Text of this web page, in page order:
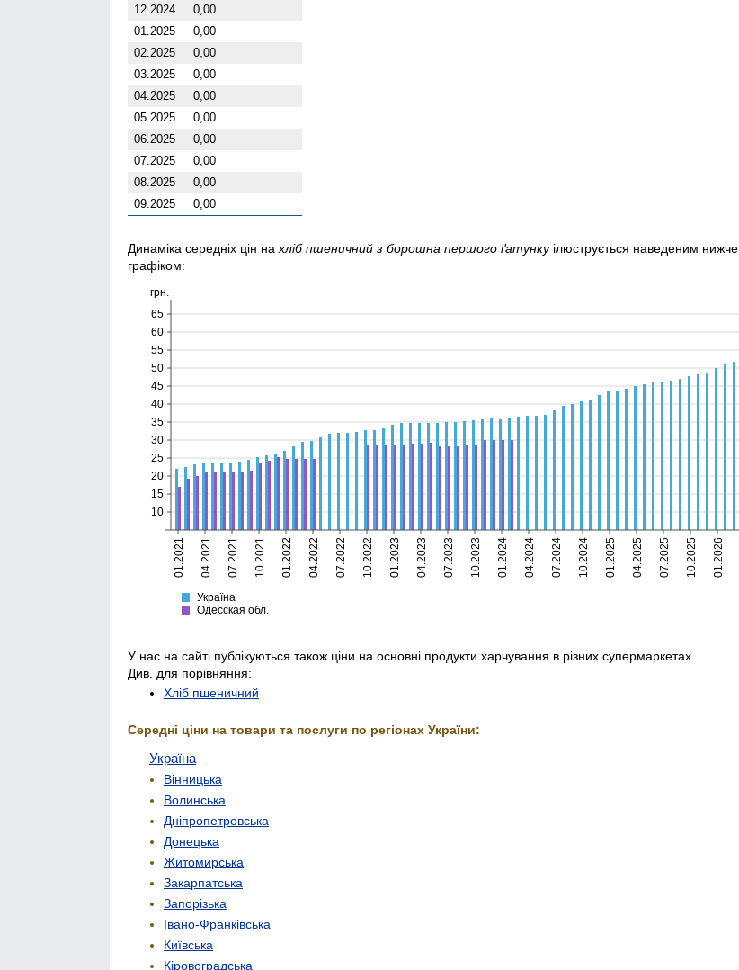
12.2024
0,00
01.2025
0,00
02.2025
0,00
03.2025
0,00
04.2025
0,00
05.2025
0,00
06.2025
0,00
07.2025
0,00
08.2025
0,00
09.2025
0,00
Динаміка середніх цін на хліб пшеничний з борошна першого ґатункуілюструється наведеним нижче
графіком:
Україна
Одесская
01.2021 04.2021 07.2021 10.2021 01.2022 04.2022 07.2022 10.2022 01.2023 04.2023 07.2023 10.2023 01.2024 04.2024 07.2024 10.2024 01.2025 04.2025 07.2025 10.2025 01.2026
10
15
20
25
30
35
40
45
50
55
60
65
грн.
Україна
Одесская обл.
У нас на сайті публікуються також ціни на основні продукти харчування в різних супермаркетах.
Див. для порівняння:
Хліб пшеничний
Середні ціни на товари та послуги по регіонах України:
Україна
Вінницька
Волинська
Дніпропетровська
Донецька
Житомирська
Закарпатська
Запорізька
Івано-Франківська
Київська
Кіровоградська